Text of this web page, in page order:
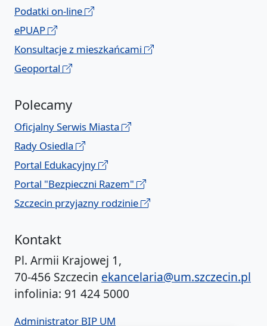
Podatki on-line
ePUAP
Konsultacje z mieszkańcami
Geoportal
Polecamy
Oficjalny Serwis Miasta
Rady Osiedla
Portal Edukacyjny
Portal "Bezpieczni Razem"
Szczecin przyjazny rodzinie
Kontakt
Pl. Armii Krajowej 1,
70-456 Szczecin ekancelaria@um.szczecin.pl
infolinia: 91 424 5000
Administrator BIP UM